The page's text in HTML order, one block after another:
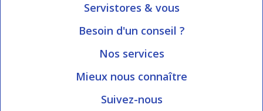
Servistores & vous
Mon compte
Besoin d'un conseil ?
Ouvert du Lundi au Vendredi
Nos services
Informations livraison
Blog Servistores
Mieux nous connaître
Qui sommes-nous?
Suivez-nous